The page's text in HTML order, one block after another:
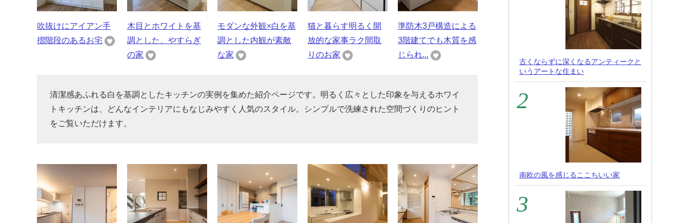
吹抜けにアイアン手
摺階段のあるお宅
木目とホワイトを基
調とした、やすらぎ
の家
モダンな外観×白を基
調とした内観が素敵
な家
猫と暮らす明るく開
放的な家事ラク間取
りのお家
準防木3戸構造による
3階建てでも木質を感
じられ...
清潔感あふれる白を基調としたキッチンの実例を集めた紹介ページです。明るく広々とした印象を与えるホワイ
トキッチンは、どんなインテリアにもなじみやすく人気のスタイル。シンプルで洗練された空間づくりのヒント
をご覧いただけます。
古くならずに深くなるアンティークと
いうアートな住まい
南欧の風を感じるここちいい家